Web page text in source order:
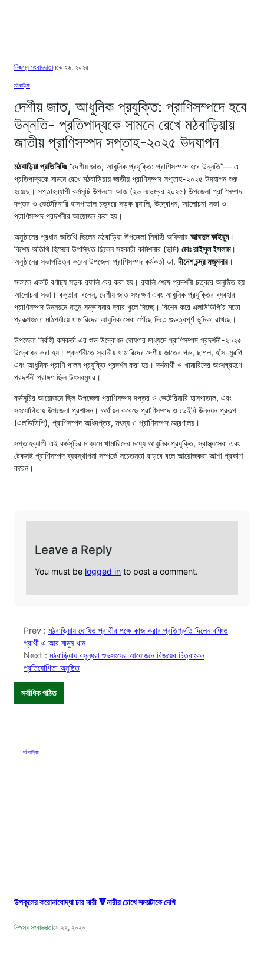
নিজস্ব সংবাদদাতানভে ২৬, ২০২৫
মঠবাড়িয়া
দেশীয় জাত, আধুনিক প্রযুক্তি: প্রাণিসম্পদে হবে
উন্নতি- প্রতিপাদ্যকে সামনে রেখে মঠবাড়িয়ায়
জাতীয় প্রাণিসম্পদ সপ্তাহ-২০২৫ উদযাপন
মঠবাড়িয়া প্রতিনিধিঃ “দেশীয় জাত, আধুনিক প্রযুক্তি: প্রাণিসম্পদে হবে উন্নতি”— এ
প্রতিপাদ্যকে সামনে রেখে মঠবাড়িয়ায় জাতীয় প্রাণিসম্পদ সপ্তাহ-২০২৫ উদযাপন শুরু
হয়েছে। সপ্তাহব্যাপী কর্মসূচি উপলক্ষে আজ (২৬ নভেম্বর ২০২৫) উপজেলা প্রাণিসম্পদ
দপ্তর ও ভেটেরিনারি হাসপাতাল চত্বরে সড়ক র‍্যালি, উদ্বোধন, আলোচনা সভা ও
প্রাণিসম্পদ প্রদর্শনীর আয়োজন করা হয়।
অনুষ্ঠানের প্রধান অতিথি ছিলেন মঠবাড়িয়া উপজেলা নির্বাহী অফিসার আবদুল কাইয়ূম।
বিশেষ অতিথি হিসেবে উপস্থিত ছিলেন সহকারী কমিশনার (ভূমি) মোঃ রাইসুল ইসলাম।
অনুষ্ঠানের সভাপতিত্ব করেন উপজেলা প্রাণিসম্পদ কর্মকর্তা ডা.দীনেশ চন্দ্র মজুমদার ।
সকালে একটি বর্ণাঢ্য সড়ক র‍্যালি বের করা হয়। র‍্যালি শেষে প্রদর্শনী চত্বরে অনুষ্ঠিত হয়
আলোচনা সভা। বক্তারা বলেন, দেশীয় জাত সংরক্ষণ এবং আধুনিক প্রযুক্তির ব্যবহার
প্রাণিসম্পদ উন্নয়নে নতুন সম্ভাবনার দ্বার খুলে দিচ্ছে। বিশেষ করে এলডিডিপি’র মতো
প্রকল্পগুলো মাঠপর্যায়ে খামারিদের আধুনিক সেবা পৌঁছে দিতে গুরুত্বপূর্ণ ভূমিকা রাখছে।
উপজেলা নির্বাহী কর্মকর্তা এর শুভ উদ্বোধন ঘোষণার মাধ্যমে প্রাণিসম্পদ প্রদর্শনী-২০২৫
উদ্বোধন করা হয়। প্রদর্শনীতে স্থানীয় খামারিদের দেশীয় জাতের গরু, ছাগল, হাঁস-মুরগি
এবং আধুনিক প্রাণি পালন প্রযুক্তি প্রদর্শন করা হয়। দর্শনার্থী ও খামারিদের অংশগ্রহণে
প্রদর্শনী প্রাঙ্গণ ছিল উৎসবমুখর।
কর্মসূচির আয়োজনে ছিল উপজেলা প্রাণিসম্পদ দপ্তর ও ভেটেরিনারি হাসপাতাল, এবং
সহযোগিতায় উপজেলা প্রশাসন। অর্থায়ন করেছে প্রাণিসম্পদ ও ডেইরি উন্নয়ন প্রকল্প
(এলডিডিপি), প্রাণিসম্পদ অধিদপ্তর, মৎস্য ও প্রাণিসম্পদ মন্ত্রণালয়।
সপ্তাহব্যাপী এই কর্মসূচির মাধ্যমে খামারিদের মধ্যে আধুনিক প্রযুক্তি, স্বাস্থ্যসেবা এবং
টেকসই প্রাণিসম্পদ ব্যবস্থাপনা সম্পর্কে সচেতনতা বাড়বে বলে আয়োজকরা আশা প্রকাশ
করেন।
Leave a Reply
You must be logged in to post a comment.
Prev : মঠবাড়িয়ায় ঘোষিত প্রার্থীর পক্ষে কাজ করার প্রতিশ্রুতি দিলেন বঞ্চিত
প্রার্থী এ আর মামুন খান
Next : মঠবাড়িয়ায় বসুন্ধরা শুভসংঘের আয়োজনে বিজয়ের চিত্রাংকন
প্রতিযোগিতা অনুষ্ঠিত
সর্বাধিক পঠিত
মঠবাড়িয়া
উপকূলের করোনাযোদ্ধা চার নারী 🔻নারীর চোখে সময়টাকে দেখি
নিজস্ব সংবাদদাতামে ২২, ২০২০